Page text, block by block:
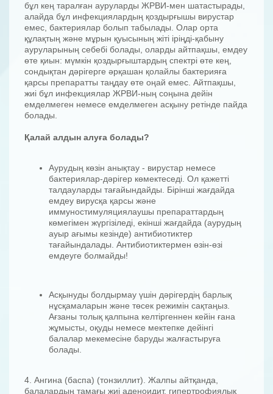
бұл кең таралған ауруларды ЖРВИ-мен шатастырады,
алайда бұл инфекциялардың қоздырғышы вирустар
емес, бактериялар болып табылады. Олар орта
құлақтың және мұрын қуысының жіті іріңді-қабыну
ауруларының себебі болады, оларды айтпақшы, емдеу
өте қиын: мүмкін қоздырғыштардың спектрі өте кең,
сондықтан дәрігерге әрқашан қолайлы бактерияға
қарсы препаратты таңдау өте оңай емес. Айтпақшы,
жиі бұл инфекциялар ЖРВИ-ның соңына дейін
емделмеген немесе емделмеген асқыну ретінде пайда
болады.
Қалай алдын алуға болады?
Аурудың көзін анықтау - вирустар немесе
бактериялар-дәрігер көмектеседі. Ол қажетті
талдауларды тағайындайды. Бірінші жағдайда
емдеу вирусқа қарсы және
иммуностимуляциялаушы препараттардың
көмегімен жүргізіледі, екінші жағдайда (аурудың
ауыр ағымы кезінде) антибиотиктер
тағайындалады. Антибиотиктермен өзін-өзі
емдеуге болмайды!
Асқынуды болдырмау үшін дәрігердің барлық
нұсқамаларын және төсек режимін сақтаңыз.
Ағзаны толық қалпына келтіргеннен кейін ғана
жұмысты, оқуды немесе мектепке дейінгі
балалар мекемесіне баруды жалғастыруға
болады.
4. Ангина (баспа) (тонзиллит). Жалпы айтқанда,
балалардың тамағы жиі аденоидит, гипертрофиялық